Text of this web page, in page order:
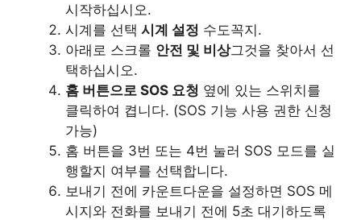
시작하십시오.
시계를 선택 시계 설정 수도꼭지.
아래로 스크롤 안전 및 비상그것을 찾아서 선
택하십시오.
홈 버튼으로 SOS 요청 옆에 있는 스위치를
클릭하여 켭니다. (SOS 기능 사용 권한 신청
가능)
홈 버튼을 3번 또는 4번 눌러 SOS 모드를 실
행할지 여부를 선택합니다.
보내기 전에 카운트다운을 설정하면 SOS 메
시지와 전화를 보내기 전에 5초 대기하도록